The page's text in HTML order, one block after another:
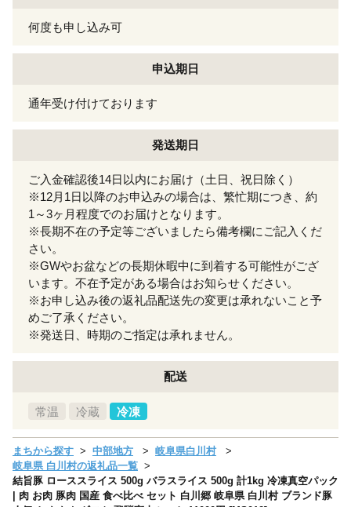
何度も申し込み可
申込期日
通年受け付けております
発送期日
ご入金確認後14日以内にお届け（土日、祝日除く）
※12月1日以降のお申込みの場合は、繁忙期につき、約
1～3ヶ月程度でのお届けとなります。
※長期不在の予定等ございましたら備考欄にご記入くだ
さい。
※GWやお盆などの長期休暇中に到着する可能性がござ
います。不在予定がある場合はお知らせください。
※お申し込み後の返礼品配送先の変更は承れないこと予
めご了承ください。
※発送日、時期のご指定は承れません。
配送
常温 冷蔵 冷凍
まちから探す 中部地方
岐阜県白川村
岐阜県 白川村の返礼品一覧
結旨豚 ローススライス 500g バラスライス 500g 計1kg 冷凍真空パック
| 肉 お肉 豚肉 国産 食べ比べ セット 白川郷 岐阜県 白川村 ブランド豚